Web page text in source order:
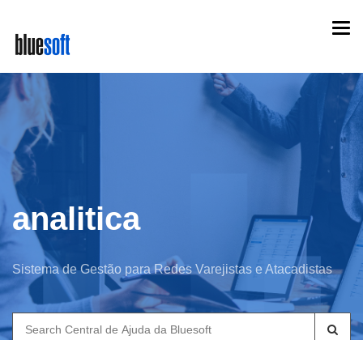
main
content
analitica
Sistema de Gestão para Redes Varejistas e Atacadistas
Search